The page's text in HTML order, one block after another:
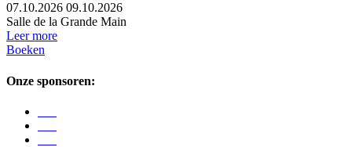
07.10.2026 09.10.2026
Salle de la Grande Main
Leer more
Boeken
Onze sponsoren: